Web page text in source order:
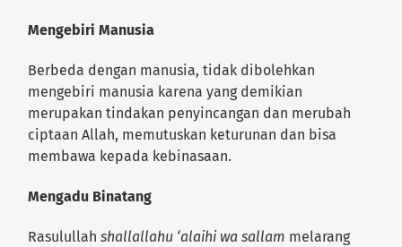
Mengebiri Manusia
Berbeda dengan manusia, tidak dibolehkan
mengebiri manusia karena yang demikian
merupakan tindakan penyincangan dan merubah
ciptaan Allah, memutuskan keturunan dan bisa
membawa kepada kebinasaan.
Mengadu Binatang
Rasulullahshallallahu ‘alaihi wa sallam melarang